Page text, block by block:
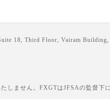
18, Third Floor, Vairam Building,
しません。FXGTはJFSAの監督下